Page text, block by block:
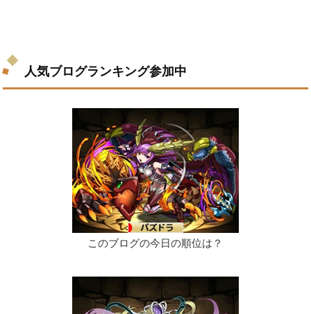
人気ブログランキング参加中
このブログの今日の順位は？